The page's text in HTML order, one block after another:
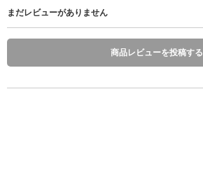
まだレビューがありません
商品レビューを投稿する